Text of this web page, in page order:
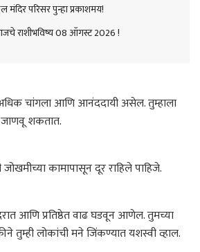
मंदिर परिसर पुन्हा प्रकाशमय!
राशीभविष्य 08 ऑगस्ट 2026 !
चांगला आणि आनंददायी असेल. तुम्हाला
जाणवू शकतात.
कामापासून दूर राहिले पाहिजे.
आणि प्रतिष्ठेत वाढ घडवून आणेल. तुमच्या
तुम्ही लोकांची मने जिंकण्यात यशस्वी व्हाल.